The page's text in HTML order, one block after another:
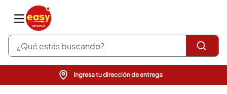
¿Qué estás buscando?
Ingresa tu dirección de entrega
pinturas